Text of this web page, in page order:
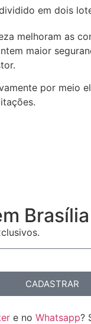
em dois
melhoram as
maior
por meio
Brasília
CADASTRAR
e no Whatsapp?